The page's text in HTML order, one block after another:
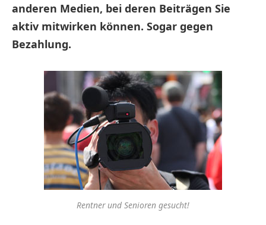
anderen Medien, bei deren Beiträgen Sie
aktiv mitwirken können. Sogar gegen
Bezahlung.
Rentner und Senioren gesucht!